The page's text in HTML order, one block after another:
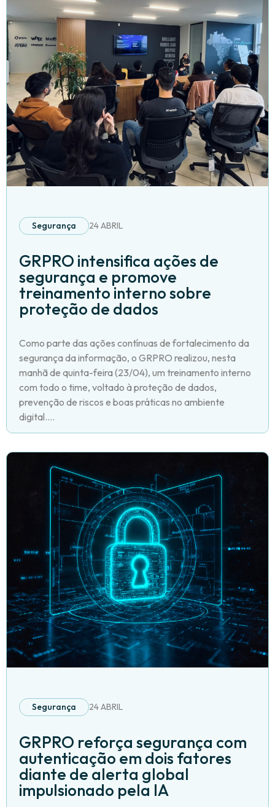
Segurança 24 ABRIL
GRPRO intensifica ações de
segurança e promove
treinamento interno sobre
proteção de dados
Como parte das ações contínuas de fortalecimento da
segurança da informação, o GRPRO realizou, nesta
manhã de quinta-feira (23/04), um treinamento interno
com todo o time, voltado à proteção de dados,
prevenção de riscos e boas práticas no ambiente
digital....
Segurança 24 ABRIL
GRPRO reforça segurança com
autenticação em dois fatores
diante de alerta global
impulsionado pela IA